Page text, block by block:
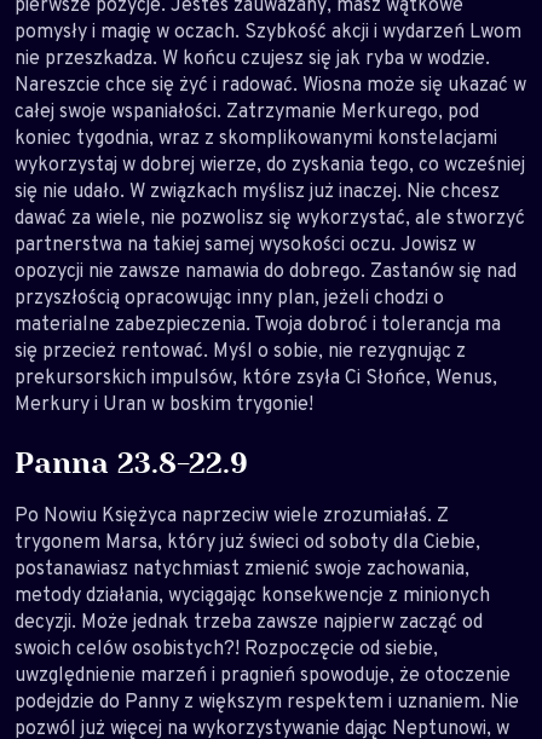
pomysły i magię w oczach. Szybkość akcji i wydarzeń Lwom
nie przeszkadza. W końcu czujesz się jak ryba w wodzie.
Nareszcie chce się żyć i radować. Wiosna może się ukazać w
całej swoje wspaniałości. Zatrzymanie Merkurego, pod
koniec tygodnia, wraz z skomplikowanymi konstelacjami
wykorzystaj w dobrej wierze, do zyskania tego, co wcześniej
się nie udało. W związkach myślisz już inaczej. Nie chcesz
dawać za wiele, nie pozwolisz się wykorzystać, ale stworzyć
partnerstwa na takiej samej wysokości oczu. Jowisz w
opozycji nie zawsze namawia do dobrego. Zastanów się nad
przyszłością opracowując inny plan, jeżeli chodzi o
materialne zabezpieczenia. Twoja dobroć i tolerancja ma
się przecież rentować. Myśl o sobie, nie rezygnując z
prekursorskich impulsów, które zsyła Ci Słońce, Wenus,
Merkury i Uran w boskim trygonie!
Panna 23.8-22.9
Po Nowiu Księżyca naprzeciw wiele zrozumiałaś. Z
trygonem Marsa, który już świeci od soboty dla Ciebie,
postanawiasz natychmiast zmienić swoje zachowania,
metody działania, wyciągając konsekwencje z minionych
decyzji. Może jednak trzeba zawsze najpierw zacząć od
swoich celów osobistych?! Rozpoczęcie od siebie,
uwzględnienie marzeń i pragnień spowoduje, że otoczenie
podejdzie do Panny z większym respektem i uznaniem. Nie
pozwól już więcej na wykorzystywanie dając Neptunowi, w